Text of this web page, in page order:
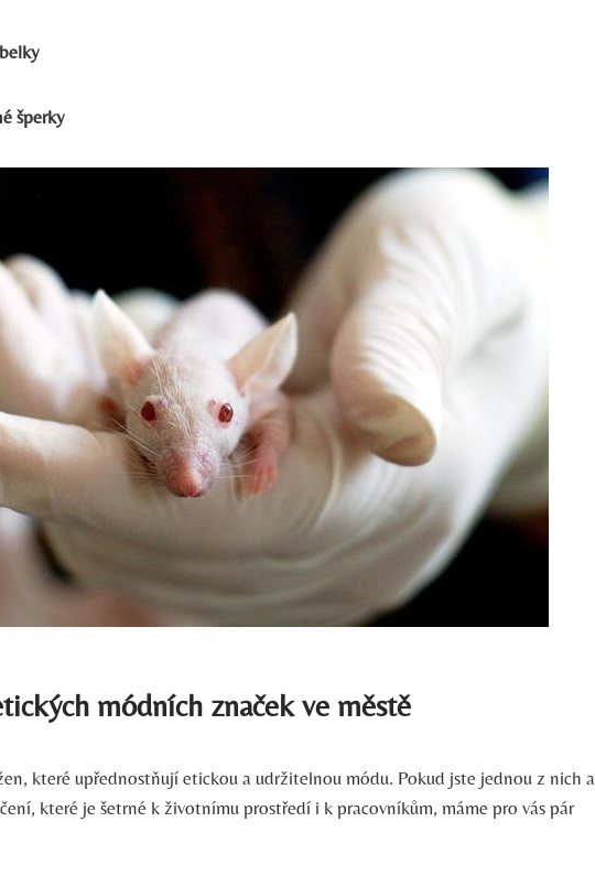
šperky
módních značek ve městě
které upřednostňují etickou a udržitelnou módu. Pokud jste jednou z nich a
které je šetrné k životnímu prostředí i k pracovníkům, máme pro vás pár